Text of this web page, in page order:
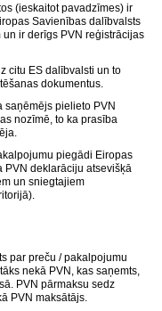
(ieskaitot pavadzīmes) ir
Savienības dalībvalsts
ir derīgs PVN reģistrācijas
citu ES dalībvalsti un to
dokumentus.
saņēmējs pielieto PVN
nozīmē, to ka prasība
piegādi Eiropas
PVN deklarāciju atsevišķā
un sniegtajiem
par preču / pakalpojumu
nekā PVN, kas saņemts,
PVN pārmaksu sedz
PVN maksātājs.